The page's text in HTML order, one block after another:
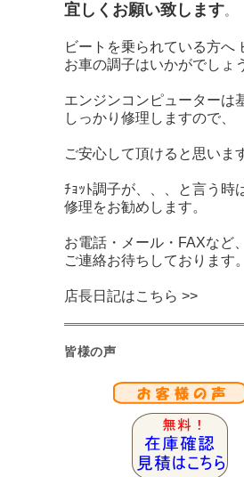
宜しくお願い致します。
ビートを乗られている方へ
お車の調子はいかがでしょ
エンジンコンピューターは
しっかり修理しますので、
ご安心して頂けると思いま
ﾁｮｯﾄ調子が、、、と言う時
修理をお勧めします。
お電話・メール・FAXなど
ご連絡お待ちしております。
店長日記はこちら >>
皆様の声